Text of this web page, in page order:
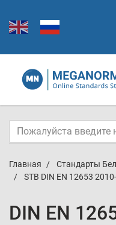
Главная Стандарты
STB DIN EN 12653
DIN EN